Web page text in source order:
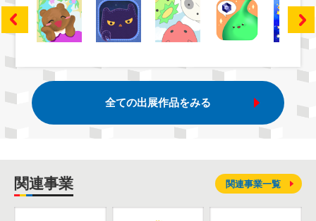
全ての出展作品をみる
関連事業 関連事業一覧